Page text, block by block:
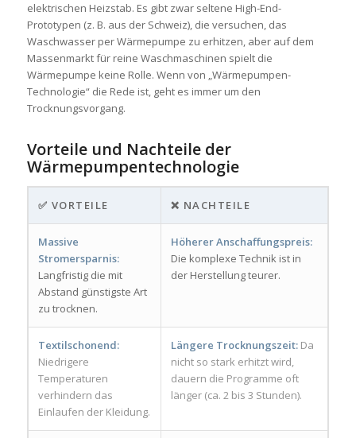
elektrischen Heizstab. Es gibt zwar seltene High-End-
Prototypen (z. B. aus der Schweiz), die versuchen, das
Waschwasser per Wärmepumpe zu erhitzen, aber auf dem
Massenmarkt für reine Waschmaschinen spielt die
Wärmepumpe keine Rolle. Wenn von „Wärmepumpen-
Technologie“ die Rede ist, geht es immer um den
Trocknungsvorgang.
Vorteile und Nachteile der
Wärmepumpentechnologie
✅ VORTEILE ❌ NACHTEILE
Massive
Stromersparnis:
Langfristig die mit
Abstand günstigste Art
zu trocknen.
Höherer Anschaffungspreis:
Die komplexe Technik ist in
der Herstellung teurer.
Textilschonend:
Niedrigere
Temperaturen
verhindern das
Einlaufen der Kleidung.
Längere Trocknungszeit:Da
nicht so stark erhitzt wird,
dauern die Programme oft
länger (ca. 2 bis 3 Stunden).